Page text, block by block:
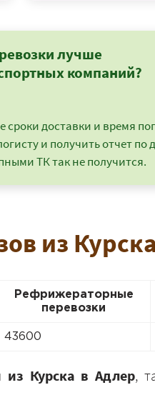
лучше
компаний?
доставки и время
и получить отчет
ТК так не получится.
из
Рефрижераторные
перевозки
43600
из Курска в Адлер,